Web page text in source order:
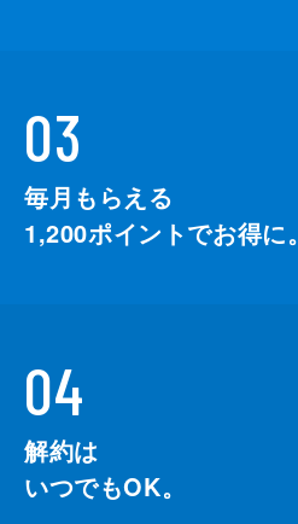
03
毎月もらえる
1,200ポイントでお得に。
04
解約は
いつでもOK。